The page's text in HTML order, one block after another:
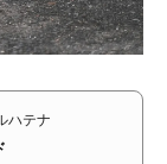
ハテナ